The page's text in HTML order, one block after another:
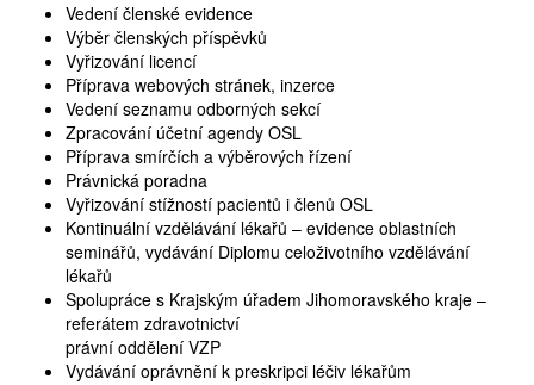
Vedení členské evidence
Výběr členských příspěvků
Vyřizování licencí
Příprava webových stránek, inzerce
Vedení seznamu odborných sekcí
Zpracování účetní agendy OSL
Příprava smírčích a výběrových řízení
Právnická poradna
Vyřizování stížností pacientů i členů OSL
Kontinuální vzdělávání lékařů – evidence oblastních
seminářů, vydávání Diplomu celoživotního vzdělávání
lékařů
Spolupráce s Krajským úřadem Jihomoravského kraje –
referátem zdravotnictví
právní oddělení VZP
Vydávání oprávnění k preskripci léčiv lékařům